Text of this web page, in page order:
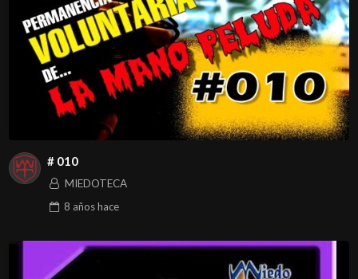
# 010
MIEDOTECA
8 añoshace